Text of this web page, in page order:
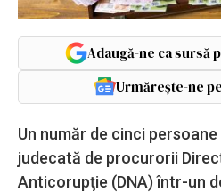
Adaugă-ne ca sursă
Urmărește-ne
Un număr de cinci
judecată de procurorii
Anticorupţie (DNA) într-un